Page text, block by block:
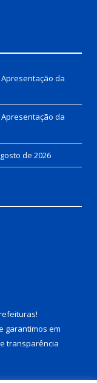
Apresentação da
Apresentação da
de 2026
!
garantimos em
transparência